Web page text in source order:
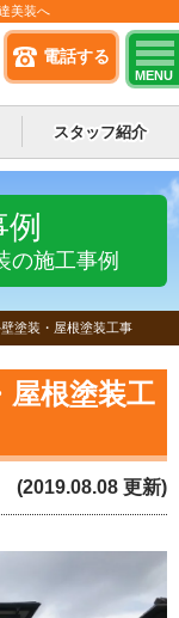
電話する
MENU
美装へ
スタッフ紹介
の施工事例
装・屋根塗装工事
根塗装工
(2019.08.08 更新)